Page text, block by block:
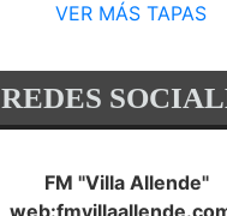
VER MÁS TAPAS
REDES
FM "Villa Allende"